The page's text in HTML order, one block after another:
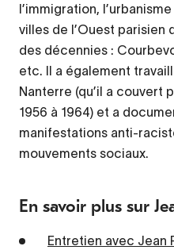
l’immigration,
villes de l’Ouest parisien
des décennies :
etc. Il a également
Nanterre (qu’il a couvert
1956 à 1964) et a
manifestations anti-
mouvements sociaux.
En savoir plus sur
Entretien avec Jean